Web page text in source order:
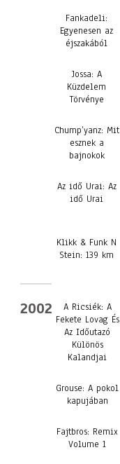
Fankadeli:
Egyenesen az
éjszakából
Jossa: A
Küzdelem
Törvénye
Chump’yanz: Mit
esznek a
bajnokok
Az idő Urai: Az
idő Urai
Klikk & Funk N
Stein: 139 km
2002
A Ricsiék: A
Fekete Lovag És
Az Időutazó
Különös
Kalandjai
Grouse: A pokol
kapujában
Fajtbros: Remix
Volume 1